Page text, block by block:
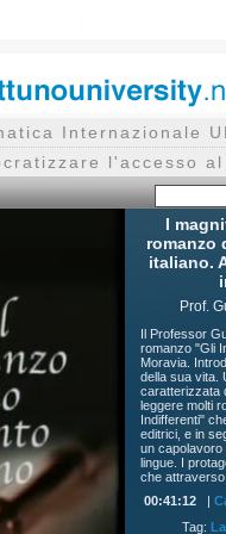
Internazionale
l'accesso al
I
romanzo
italiano.
Prof.
Il Professor
romanzo "Gli
Moravia.
della sua vita.
caratterizzata
leggere molti
Indifferenti"
editrici, e in
un capolavoro
lingue. I
che
Professor
pagine del
00:41:12|
Tag: